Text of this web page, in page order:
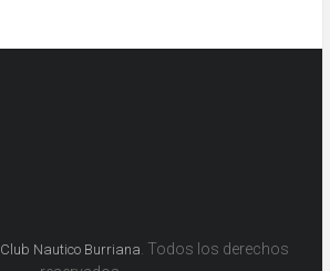
Club Nautico Burriana . Todos los derechos